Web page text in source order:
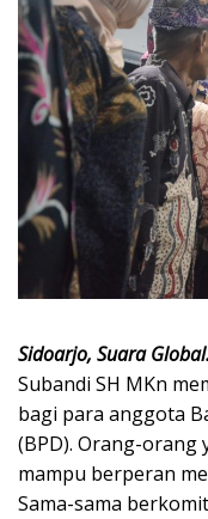
Sidoarjo, Suara
Subandi SH MKn
bagi para anggota
(BPD). Orang-
mampu berperan
Sama-sama